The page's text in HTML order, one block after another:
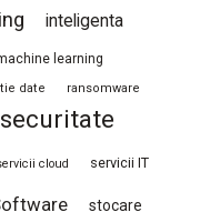
inteligenta
learning
date ransomware
securitate
cloud servicii IT
stocare